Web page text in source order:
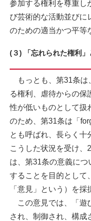
参加する権利を尊重し
び芸術的な活動並びに
のための適当かつ平等
(３) 「忘れられた権利
もっとも、第31条
る権利、虐待からの保
性が低いものとして扱
のため、第31条は「
とも呼ばれ、長らく十
こうした状況を受け、
は、第31条の意義に
することを目的として
「意見」という）を採
この意見では、「遊
され、制御され、構成